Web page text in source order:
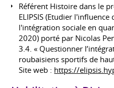
Référent Histoire dans le
ELIPSIS (Etudier
l'intégration sociale en
2020) porté par Nicolas
3.4. « Questionner
roubaisiens sportifs de
Site web : https://